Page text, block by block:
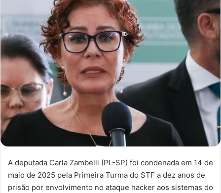
A deputada Carla Zambelli (PL-SP) foi condenada em 14 de
maio de 2025 pela Primeira Turma do STF a dez anos de
prisão por envolvimento no ataque hacker aos sistemas do